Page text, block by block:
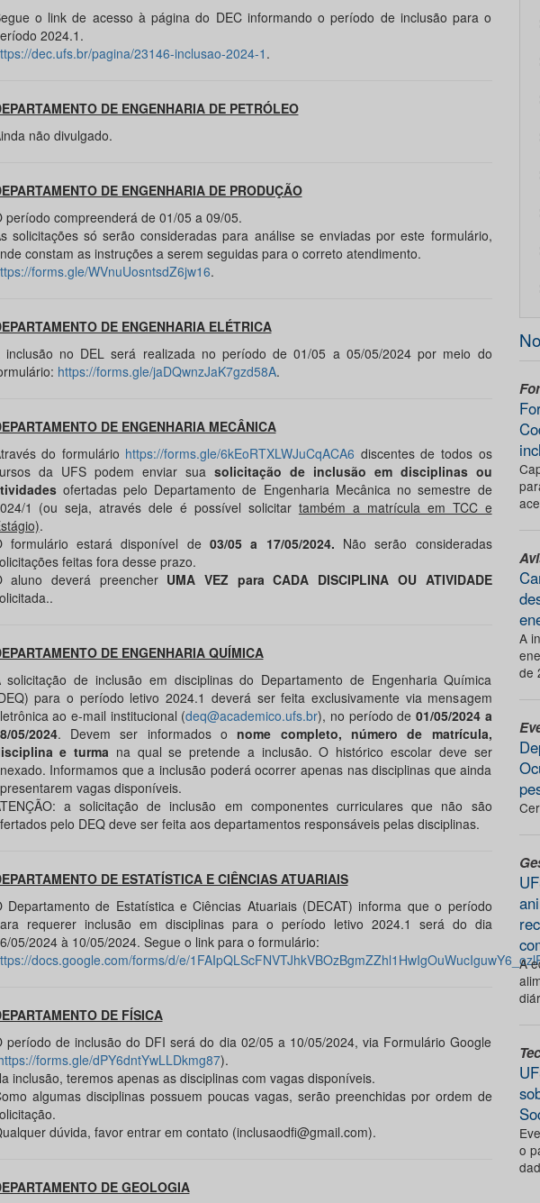
o link de acesso à página do DEC informando o período de inclusão para o
2024.1.
dec.ufs.br/pagina/23146-inclusao-2024-1 .
DE ENGENHARIA DE PETRÓLEO
não divulgado.
DE ENGENHARIA DE PRODUÇÃO
período compreenderá de 01/05 a 09/05.
solicitações só serão consideradas para análise se enviadas por este formulário,
constam as instruções a serem seguidas para o correto atendimento.
forms.gle/WVnuUosntsdZ6jw16.
DE ENGENHARIA ELÉTRICA
inclusão no DEL será realizada no período de 01/05 a 05/05/2024 por meio do
https://forms.gle/jaDQwnzJaK7gzd58A.
DE ENGENHARIA MECÂNICA
do formulário https://forms.gle/6kEoRTXLWJuCqACA6 discentes de todos os
da UFS podem enviar sua solicitação de inclusão em disciplinas ou
ofertadas pelo Departamento de Engenharia Mecânica no semestre de
1 (ou seja, através dele é possível solicitar também a matrícula em TCC e
.
formulário estará disponível de 03/05 a 17/05/2024. Não serão consideradas
feitas fora desse prazo.
aluno deverá preencherUMA VEZ para CADA DISCIPLINA OU ATIVIDADE
DE ENGENHARIA QUÍMICA
solicitação de inclusão em disciplinas do Departamento de Engenharia Química
para o período letivo 2024.1 deverá ser feita exclusivamente via mensagem
ao e-mail institucional (deq@academico.ufs.br), no período de 01/05/2024 a
05/2024. Devem ser informados o nome completo, número de matrícula,
e turma na qual se pretende a inclusão. O histórico escolar deve ser
Informamos que a inclusão poderá ocorrer apenas nas disciplinas que ainda
vagas disponíveis.
a solicitação de inclusão em componentes curriculares que não são
pelo DEQ deve ser feita aos departamentos responsáveis pelas disciplinas.
DE ESTATÍSTICA E CIÊNCIAS ATUARIAIS
Departamento de Estatística e Ciências Atuariais (DECAT) informa que o período
requerer inclusão em disciplinas para o período letivo 2024.1 será do dia
05/2024 à 10/05/2024. Segue o link para o formulário:
docs.google.com/forms/d/e/
DE FÍSICA
período de inclusão do DFI será do dia 02/05 a 10/05/2024, via Formulário Google
forms.gle/dPY6dntYwLLDkmg87).
inclusão, teremos apenas as disciplinas com vagas disponíveis.
algumas disciplinas possuem poucas vagas, serão preenchidas por ordem de
dúvida, favor entrar em contato (inclusaodfi@gmail.com).
DE GEOLOGIA
A
de
A
o